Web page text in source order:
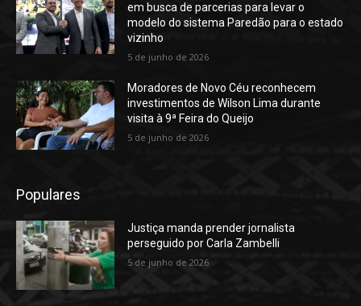
em busca de parcerias para levar o
modelo do sistema Paredão para o estado
vizinho
5 de junho de 2026
Moradores de Novo Céu reconhecem
investimentos de Wilson Lima durante
visita à 9ª Feira do Queijo
5 de junho de 2026
Populares
Justiça manda prender jornalista
perseguido por Carla Zambelli
5 de junho de 2026